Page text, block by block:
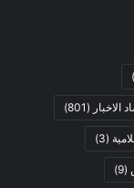
الاخبار (801)
(3)
(9)